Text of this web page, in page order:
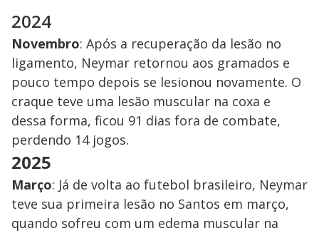
2024
Novembro: Após a recuperação da lesão no
ligamento, Neymar retornou aos gramados e
pouco tempo depois se lesionou novamente. O
craque teve uma lesão muscular na coxa e
dessa forma, ficou 91 dias fora de combate,
perdendo 14 jogos.
2025
Março: Já de volta ao futebol brasileiro, Neymar
teve sua primeira lesão no Santos em março,
quando sofreu com um edema muscular na